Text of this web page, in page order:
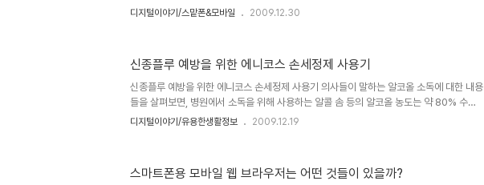
경험을 바탕으로 성능 및 기능에 대해 말씀드리도록 하겠습니다. ▲ 윈도모바일에서 구동
로그램에 대한 내용을 다루지 못하고 다음으로 미루게 된 부분도 생기게 된 듯 합니다.하지
만, 어찌됐든 생각했던 바와 이미 약속된 내용들에 대해서는 시간이 조금 걸리더라도 마무
리..
디지털이야기/스맡폰&모바일 2009.12.30
신종플루 예방을 위한 에니코스 손세정제 사용기
신종플루 예방을 위한 에니코스 손세정제 사용기 의사들이 말하는 알코올 소독에 대한 내용
들을 살펴보면, 병원에서 소독을 위해 사용하는 알콜 솜 등의 알코올 농도는 약 80% 수준
이라고 합니다. 그리고 약 70% 정도가 되어야 충분한 소독의 효과가 있다고 조언합니다.
밝혔습니다만, 전 결벽증세가 좀 심하게 있는 부류의 사람입니다. 결벽증이 깨끗한 것을 의
디지털이야기/유용한생활정보 2009.12.19
스마트폰용 모바일 웹 브라우저는 어떤 것들이 있을까?